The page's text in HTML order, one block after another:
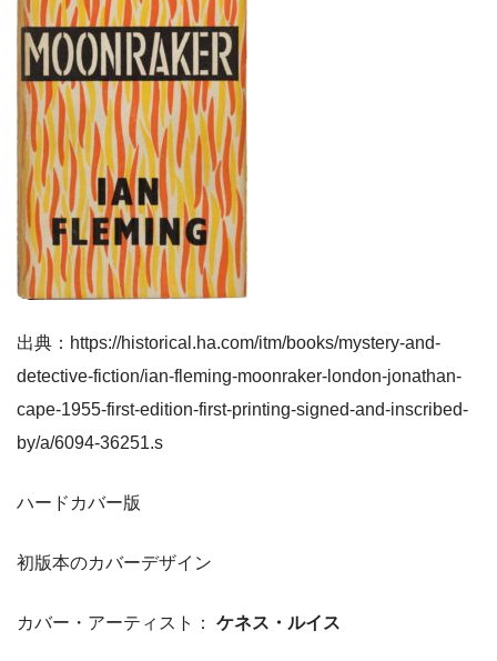
出典：https://historical.ha.com/itm/books/mystery-and-
detective-fiction/ian-fleming-moonraker-london-jonathan-
cape-1955-first-edition-first-printing-signed-and-inscribed-
by/a/6094-36251.s
ハードカバー版
初版本のカバーデザイン
カバー・アーティスト： ケネス・ルイス